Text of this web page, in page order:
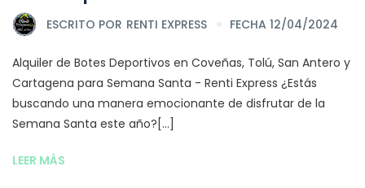
ESCRITO POR RENTI EXPRESS FECHA 12/04/2024
Alquiler de Botes Deportivos en Coveñas, Tolú, San Antero y
Cartagena para Semana Santa - Renti Express ¿Estás
buscando una manera emocionante de disfrutar de la
Semana Santa este año?[...]
LEER MÁS